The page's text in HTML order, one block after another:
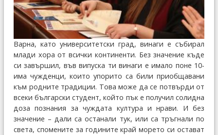
Варна, като университетски град, винаги е събирал
млади хора от всички континенти. Без значение къде
си завършил, във випуска ти винаги е имало поне 10-
има чужденци, които упорито са били приобщавани
към родните традиции. Това може да се потвърди от
всеки български студент, който пък е получил солидна
доза познания за чуждата култура и нрави. И без
значение – дали са останали тук, или са тръгнали по
света, спомените за годините край морето си остават